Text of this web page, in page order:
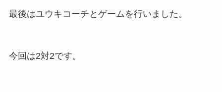
最後はユウキコーチとゲームを行いました。
今回は2対2です。